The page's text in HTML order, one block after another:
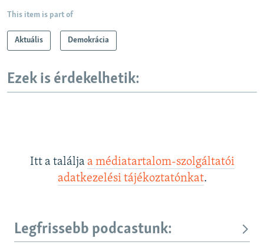
This item is part of
Aktuális Demokrácia
Ezek is érdekelhetik:
Itt a találja a médiatartalom-szolgáltatói
adatkezelési tájékoztatónkat.
Legfrissebb podcastunk: